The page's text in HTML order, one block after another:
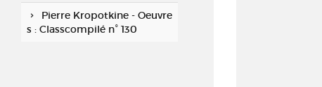
Pierre Kropotkine - Oeuvre
s : Classcompilé n° 130